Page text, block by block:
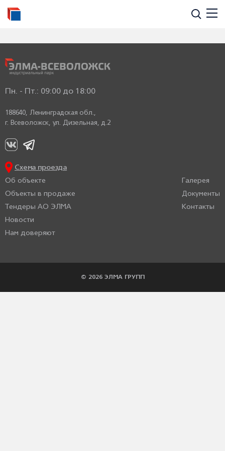
ГАЛЕРЕЯ
Пн. - Пт.: 09:00 до 18:00
188640, Ленинградская обл.,
г. Всеволожск, ул. Дизельная, д.2
Схема проезда
Об объекте
Объекты в продаже
Тендеры АО ЭЛМА
Новости
Нам доверяют
Галерея
Документы
Контакты
© 2026 ЭЛМА ГРУПП